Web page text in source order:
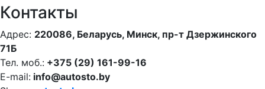
Контакты
Адрес: 220086, Беларусь, Минск, пр-т Дзержинского
71Б
Тел. моб.: +375 (29) 161-99-16
E-mail: info@autosto.by